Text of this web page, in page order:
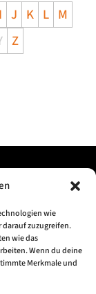
wie
zuzugreifen.
wie das
Wenn du deine
Merkmale und
I J K L M
Z